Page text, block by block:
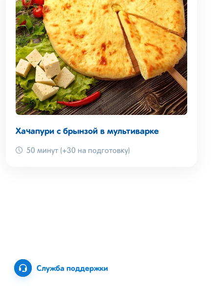
Хачапури с брынзой в мультиварке
50 минут (+30 на подготовку)
Служба поддержки